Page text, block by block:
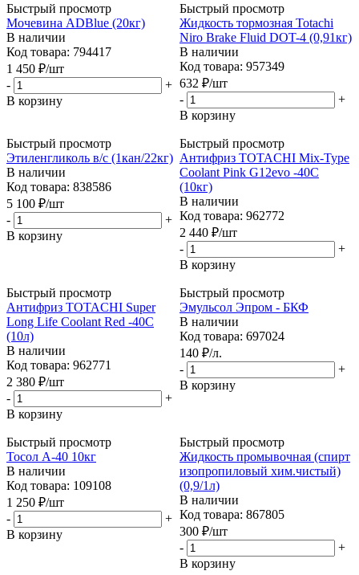
Быстрый просмотр
Мочевина ADBlue (20кг)
В наличии
Код товара: 794417
1 450 ₽/шт
-
+
В корзину
Быстрый просмотр
Жидкость тормозная Totachi
Niro Brake Fluid DOT-4 (0,91кг)
В наличии
Код товара: 957349
632 ₽/шт
-
+
В корзину
Быстрый просмотр
Этиленгликоль в/с (1кан/22кг)
В наличии
Код товара: 838586
5 100 ₽/шт
-
+
В корзину
Быстрый просмотр
Антифриз TOTACHI Mix-Type
Coolant Pink G12evo -40C
(10кг)
В наличии
Код товара: 962772
2 440 ₽/шт
-
+
В корзину
Быстрый просмотр
Антифриз TOTACHI Super
Long Life Coolant Red -40C
(10л)
В наличии
Код товара: 962771
2 380 ₽/шт
-
+
В корзину
Быстрый просмотр
Эмульсол Эпром - БКФ
В наличии
Код товара: 697024
140 ₽/л.
-
+
В корзину
Быстрый просмотр
Тосол А-40 10кг
В наличии
Код товара: 109108
1 250 ₽/шт
-
+
В корзину
Быстрый просмотр
Жидкость промывочная (спирт
изопропиловый хим.чистый)
(0,9/1л)
В наличии
Код товара: 867805
300 ₽/шт
-
+
В корзину